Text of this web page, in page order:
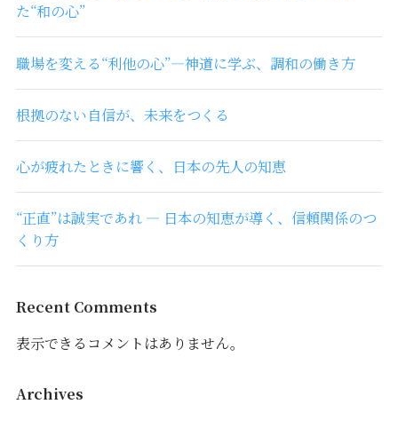
た“和の心”
職場を変える“利他の心”―神道に学ぶ、調和の働き方
根拠のない自信が、未来をつくる
心が疲れたときに響く、日本の先人の知恵
“正直”は誠実であれ ― 日本の知恵が導く、信頼関係のつ
くり方
Recent Comments
表示できるコメントはありません。
Archives